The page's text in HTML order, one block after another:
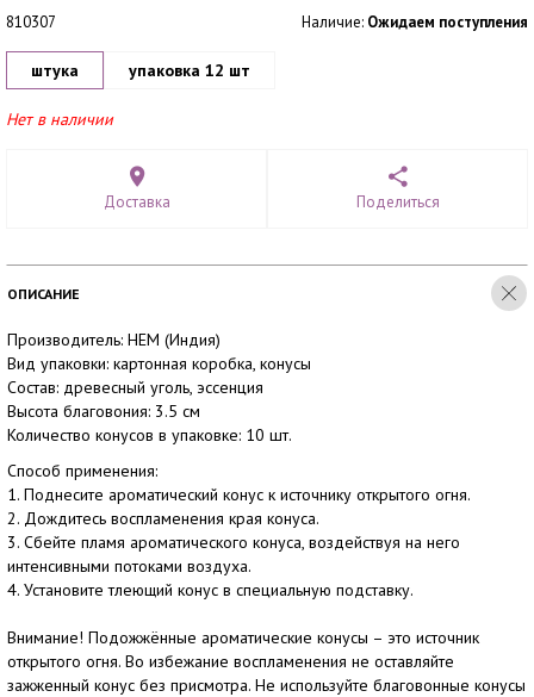
810307 Наличие: Ожидаем поступления
штука упаковка 12 шт
Нет в наличии
Доставка Поделиться
ОПИСАНИЕ
Производитель: HEM (Индия)
Вид упаковки: картонная коробка, конусы
Состав: древесный уголь, эссенция
Высота благовония: 3.5 см
Количество конусов в упаковке: 10 шт.
Способ применения:
1. Поднесите ароматический конус к источнику открытого огня.
2. Дождитесь воспламенения края конуса.
3. Сбейте пламя ароматического конуса, воздействуя на него
интенсивными потоками воздуха.
4. Установите тлеющий конус в специальную подставку.
Внимание! Подожжённые ароматические конусы – это источник
открытого огня. Во избежание воспламенения не оставляйте
зажженный конус без присмотра. Не используйте благовонные конусы